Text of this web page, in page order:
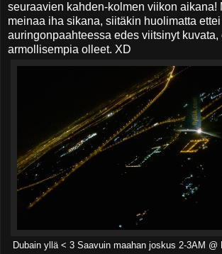
seuraavien kahden-kolmen viikon aikana!
meinaa iha sikana, siitäkin huolimatta
auringonpaahteessa edes viitsinyt
armollisempia olleet. XD
Dubain yllä < 3 Saavuin maahan joskus 2-3AM @